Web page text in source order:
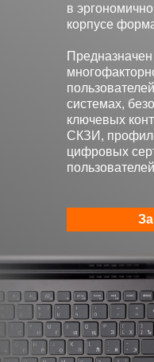
в
корпусе
Предназначен
системах,
ключевых
СКЗИ,
цифровых